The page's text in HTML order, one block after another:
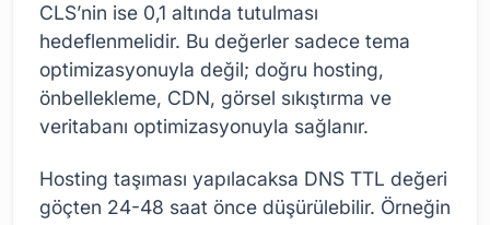
CLS’nin ise 0,1 altında tutulması
hedeflenmelidir. Bu değerler sadece tema
optimizasyonuyla değil; doğru hosting,
önbellekleme, CDN, görsel sıkıştırma ve
veritabanı optimizasyonuyla sağlanır.
Hosting taşıması yapılacaksa DNS TTL değeri
göçten 24-48 saat önce düşürülebilir. Örneğin